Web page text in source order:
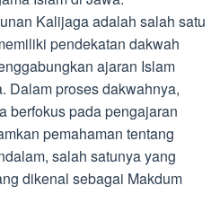
Kalijaga adalah salah satu
pendekatan dakwah
ajaran Islam
Dalam proses dakwahnya,
berfokus pada pengajaran
pemahaman tentang
salah satunya yang
dikenal sebagai Makdum